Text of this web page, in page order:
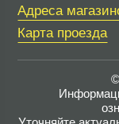
Адреса
Карта проезда